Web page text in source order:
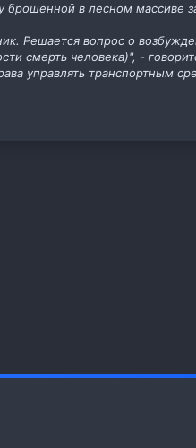
в лесном массиве
Решается вопрос о
смерть человека)", -
управлять транспортным